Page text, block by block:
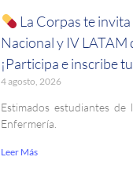
La Corpas te
Nacional y IV LATAM
¡Participa e inscribe
4 agosto, 2026
Estimados estudiantes de
Enfermería.
Leer Más